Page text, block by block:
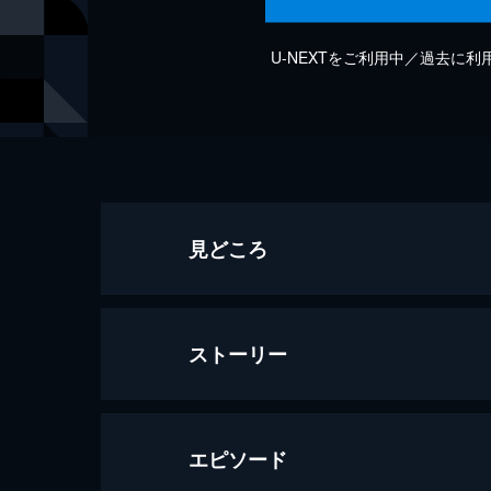
U-NEXTをご利用中／過去に利
見どころ
ストーリー
エピソード